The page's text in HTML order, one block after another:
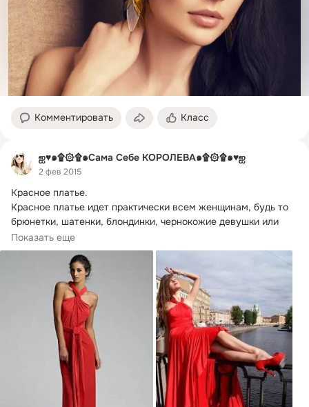
Комментировать Класс
ஐ♥๑۩۞۩๑Сама Себе КОРОЛЕВА๑۩۞۩๑♥ஐ
2 фев 2015
Красное платье.
Красное платье идет практически всем женщинам, будь то
брюнетки, шатенки, блондинки, чернокожие девушки или
азиатки.
Показать еще